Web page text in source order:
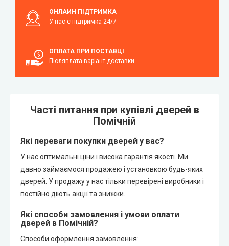
ОНЛАЙН ПІДТРИМКА
У нас є підтримка 24/7
ОПЛАТА ПРИ ПОСТАВЦІ
Післяплата варіант доставки
Часті питання при купівлі дверей в
Помічній
Які переваги покупки дверей у вас?
У нас оптимальні ціни і висока гарантія якості. Ми
давно займаємося продажею і установкою будь-яких
дверей. У продажу у нас тільки перевірені виробники і
постійно діють акції та знижки.
Які способи замовлення і умови оплати
дверей в Помічній?
Способи оформлення замовлення: